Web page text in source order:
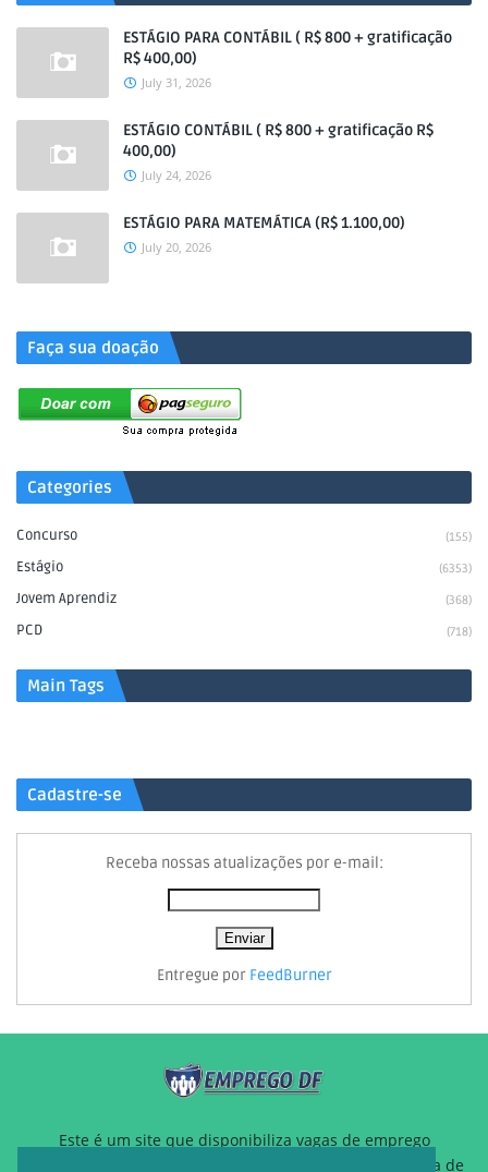
ESTÁGIO PARA CONTÁBIL ( R$ 800 + gratificação
R$ 400,00)
July 31, 2026
ESTÁGIO CONTÁBIL ( R$ 800 + gratificação R$
400,00)
July 24, 2026
ESTÁGIO PARA MATEMÁTICA (R$ 1.100,00)
July 20, 2026
Faça sua doação
Categories
Concurso (155)
Estágio (6353)
Jovem Aprendiz (368)
PCD (718)
Main Tags
Cadastre-se
Receba nossas atualizações por e-mail:
Entregue por FeedBurner
Este é um site que disponibiliza vagas de emprego
gratuitamente para auxiliar pessoas que estão a procura de